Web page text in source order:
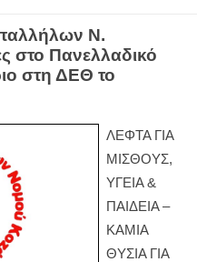
Ν.
στο Πανελλαδικό
στη ΔΕΘ το
ΛΕΦΤΑ ΓΙΑ
ΜΙΣΘΟΥΣ,
ΥΓΕΙΑ &
ΠΑΙΔΕΙΑ –
ΚΑΜΙΑ
ΘΥΣΙΑ ΓΙΑ